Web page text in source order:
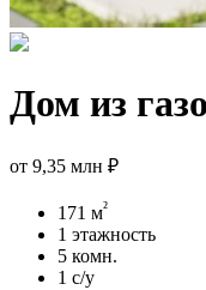
Дом из
от 9,35 млн ₽
171 м²
1 этажность
5 комн.
1 с/у